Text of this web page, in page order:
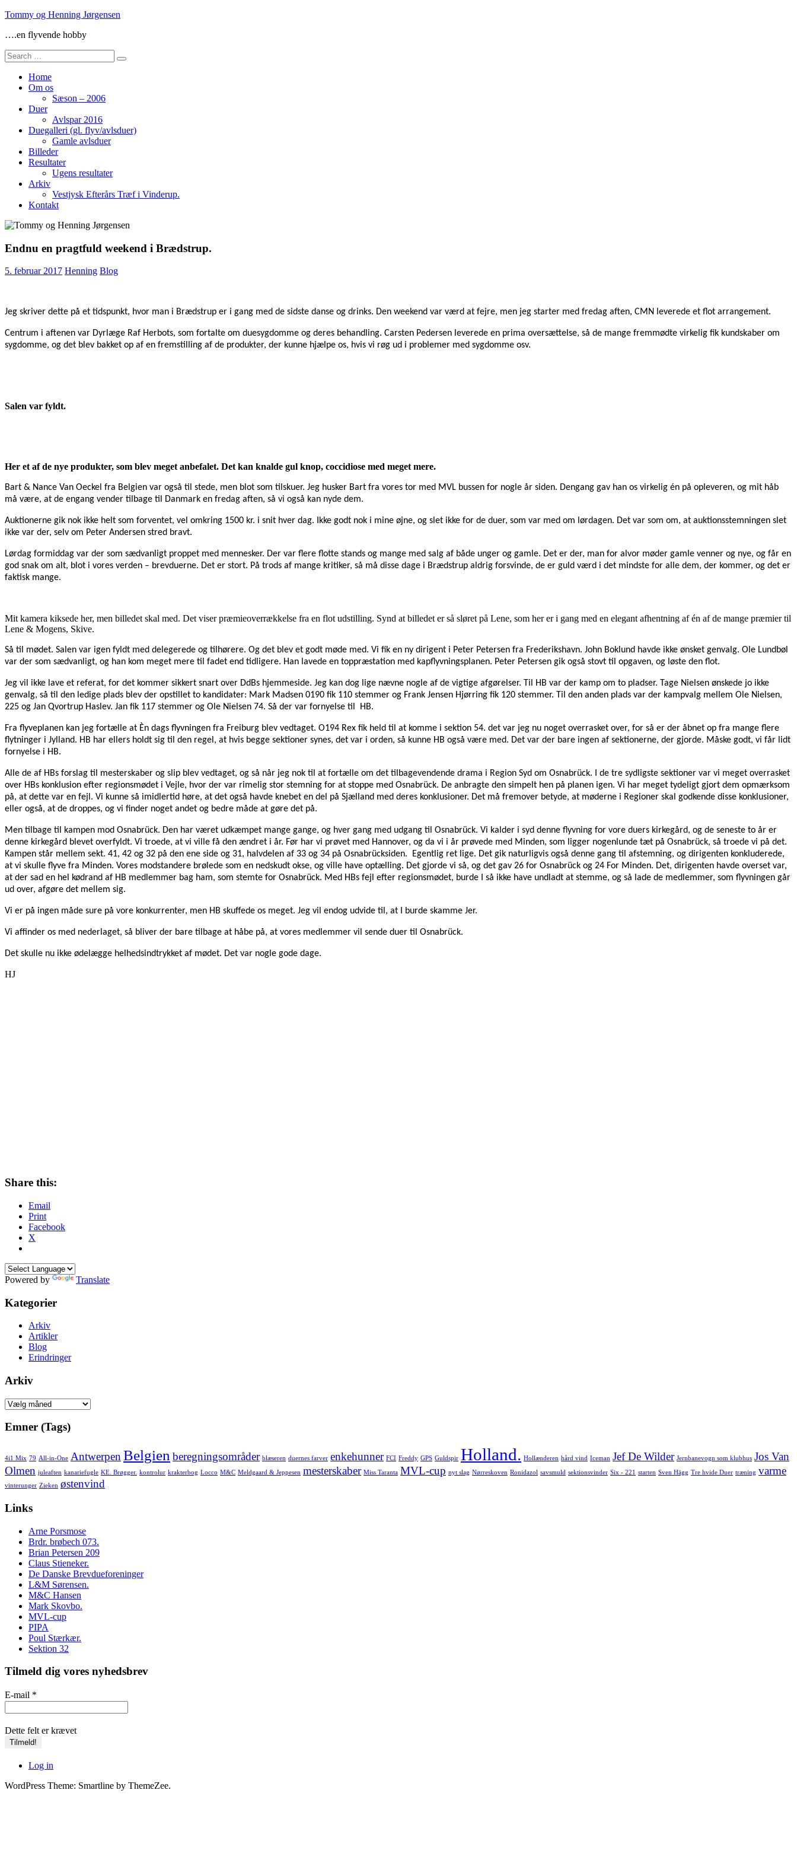
Skip
content
Tommy og Henning Jørgensen
….en flyvende hobby
Search
for:
Home
Om os
Sæson – 2006
Duer
Avlspar 2016
Duegalleri (gl. flyv/avlsduer)
Gamle avlsduer
Billeder
Resultater
Ugens resultater
Arkiv
Vestjysk Efterårs Træf i Vinderup.
Kontakt
Endnu en pragtfuld weekend i Brædstrup.
5. februar 2017 Henning Blog
Jeg skriver dette på et tidspunkt, hvor man i Brædstrup er i gang med de sidste danse og drinks. Den weekend var værd at fejre, men jeg starter med fredag aften, CMN leverede et flot arrangement.
Centrum i aftenen var Dyrlæge Raf Herbots, som fortalte om duesygdomme og deres behandling. Carsten Pedersen leverede en prima oversættelse, så de mange fremmødte virkelig fik kundskaber om
sygdomme, og det blev bakket op af en fremstilling af de produkter, der kunne hjælpe os, hvis vi røg ud i problemer med sygdomme osv.
Salen var fyldt.
Her et af de nye produkter, som blev meget anbefalet. Det kan knalde gul knop, coccidiose med meget mere.
Bart & Nance Van Oeckel fra Belgien var også til stede, men blot som tilskuer. Jeg husker Bart fra vores tor med MVL bussen for nogle år siden. Dengang gav han os virkelig én på opleveren, og mit håb
må være, at de engang vender tilbage til Danmark en fredag aften, så vi også kan nyde dem.
Auktionerne gik nok ikke helt som forventet, vel omkring 1500 kr. i snit hver dag. Ikke godt nok i mine øjne, og slet ikke for de duer, som var med om lørdagen. Det var som om, at auktionsstemningen slet
ikke var der, selv om Peter Andersen stred bravt.
Lørdag formiddag var der som sædvanligt proppet med mennesker. Der var flere flotte stands og mange med salg af både unger og gamle. Det er der, man for alvor møder gamle venner og nye, og får en
god snak om alt, blot i vores verden – brevduerne. Det er stort. På trods af mange kritiker, så må disse dage i Brædstrup aldrig forsvinde, de er guld værd i det mindste for alle dem, der kommer, og det er
faktisk mange.
Mit kamera kiksede her, men billedet skal med. Det viser præmieoverrækkelse fra en flot udstilling. Synd at billedet er så sløret på Lene, som her er i gang med en elegant afhentning af én af de mange præmier til
Lene & Mogens, Skive.
Så til mødet. Salen var igen fyldt med delegerede og tilhørere. Og det blev et godt møde med. Vi fik en ny dirigent i Peter Petersen fra Frederikshavn. John Boklund havde ikke ønsket genvalg. Ole Lundbøl
var der som sædvanligt, og han kom meget mere til fadet end tidligere. Han lavede en toppræstation med kapflyvningsplanen. Peter Petersen gik også stovt til opgaven, og løste den flot.
Jeg vil ikke lave et referat, for det kommer sikkert snart over DdBs hjemmeside. Jeg kan dog lige nævne nogle af de vigtige afgørelser. Til HB var der kamp om to pladser. Tage Nielsen ønskede jo ikke
genvalg, så til den ledige plads blev der opstillet to kandidater: Mark Madsen 0190 fik 110 stemmer og Frank Jensen Hjørring fik 120 stemmer. Til den anden plads var der kampvalg mellem Ole Nielsen,
225 og Jan Qvortrup Haslev. Jan fik 117 stemmer og Ole Nielsen 74. Så der var fornyelse til HB.
Fra flyveplanen kan jeg fortælle at Èn dags flyvningen fra Freiburg blev vedtaget. O194 Rex fik held til at komme i sektion 54. det var jeg nu noget overrasket over, for så er der åbnet op fra mange flere
flytninger i Jylland. HB har ellers holdt sig til den regel, at hvis begge sektioner synes, det var i orden, så kunne HB også være med. Det var der bare ingen af sektionerne, der gjorde. Måske godt, vi får lidt
fornyelse i HB.
Alle de af HBs forslag til mesterskaber og slip blev vedtaget, og så når jeg nok til at fortælle om det tilbagevendende drama i Region Syd om Osnabrück. I de tre sydligste sektioner var vi meget overrasket
over HBs konklusion efter regionsmødet i Vejle, hvor der var rimelig stor stemning for at stoppe med Osnabrück. De anbragte den simpelt hen på planen igen. Vi har meget tydeligt gjort dem opmærksom
på, at dette var en fejl. Vi kunne så imidlertid høre, at det også havde knebet en del på Sjælland med deres konklusioner. Det må fremover betyde, at møderne i Regioner skal godkende disse konklusioner,
eller også, at de droppes, og vi finder noget andet og bedre måde at gøre det på.
Men tilbage til kampen mod Osnabrück. Den har været udkæmpet mange gange, og hver gang med udgang til Osnabrück. Vi kalder i syd denne flyvning for vore duers kirkegård, og de seneste to år er
denne kirkegård blevet overfyldt. Vi troede, at vi ville få den ændret i år. Før har vi prøvet med Hannover, og da vi i år prøvede med Minden, som ligger nogenlunde tæt på Osnabrück, så troede vi på det.
Kampen står mellem sekt. 41, 42 og 32 på den ene side og 31, halvdelen af 33 og 34 på Osnabrücksiden. Egentlig ret lige. Det gik naturligvis også denne gang til afstemning, og dirigenten konkluderede,
at vi skulle flyve fra Minden. Vores modstandere brølede som en nedskudt okse, og ville have optælling. Det gjorde vi så, og det gav 26 for Osnabrück og 24 For Minden. Det, dirigenten havde overset var,
at der sad en hel kødrand af HB medlemmer bag ham, som stemte for Osnabrück. Med HBs fejl efter regionsmødet, burde I så ikke have undladt at stemme, og så lade de medlemmer, som flyvningen går
ud over, afgøre det mellem sig.
Vi er på ingen måde sure på vore konkurrenter, men HB skuffede os meget. Jeg vil endog udvide til, at I burde skamme Jer.
Vi affinder os med nederlaget, så bliver der bare tilbage at håbe på, at vores medlemmer vil sende duer til Osnabrück.
Det skulle nu ikke ødelægge helhedsindtrykket af mødet. Det var nogle gode dage.
HJ
Share this:
Email
Print
Facebook
X
Powered by Translate
Kategorier
Arkiv
Artikler
Blog
Erindringer
Arkiv
Arkiv
Emner (Tags)
4i1 Mix 79 All-in-One Antwerpen Belgien beregningsområder blæseren duernes farver enkehunner FCI Freddy GPS Guldspir Holland. Hollænderen hård vind Iceman Jef De Wilder Jernbanevogn som klubhus Jos Van
Olmen juleaften kanariefugle KE. Brøgger. kontrolur krakterbog Locco M&C Meldgaard & Jeppesen mesterskaber Miss Taranta MVL-cup nyt slag Nørreskoven Ronidazol savsmuld sektionsvinder Six - 221 starten Sven Hägg Tre hvide Duer træning varme
vinterunger Zieken østenvind
Links
Arne Porsmose
Brdr. brøbech 073.
Brian Petersen 209
Claus Stieneker.
De Danske Brevdueforeninger
L&M Sørensen.
M&C Hansen
Mark Skovbo.
MVL-cup
PIPA
Poul Stærkær.
Sektion 32
Tilmeld dig vores nyhedsbrev
E-mail *
Dette felt er krævet
Log in
WordPress Theme: Smartline by ThemeZee.